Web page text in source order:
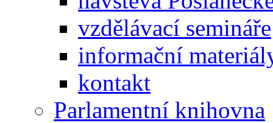
vzdělávací semináře
informační
kontakt
Parlamentní knihovna